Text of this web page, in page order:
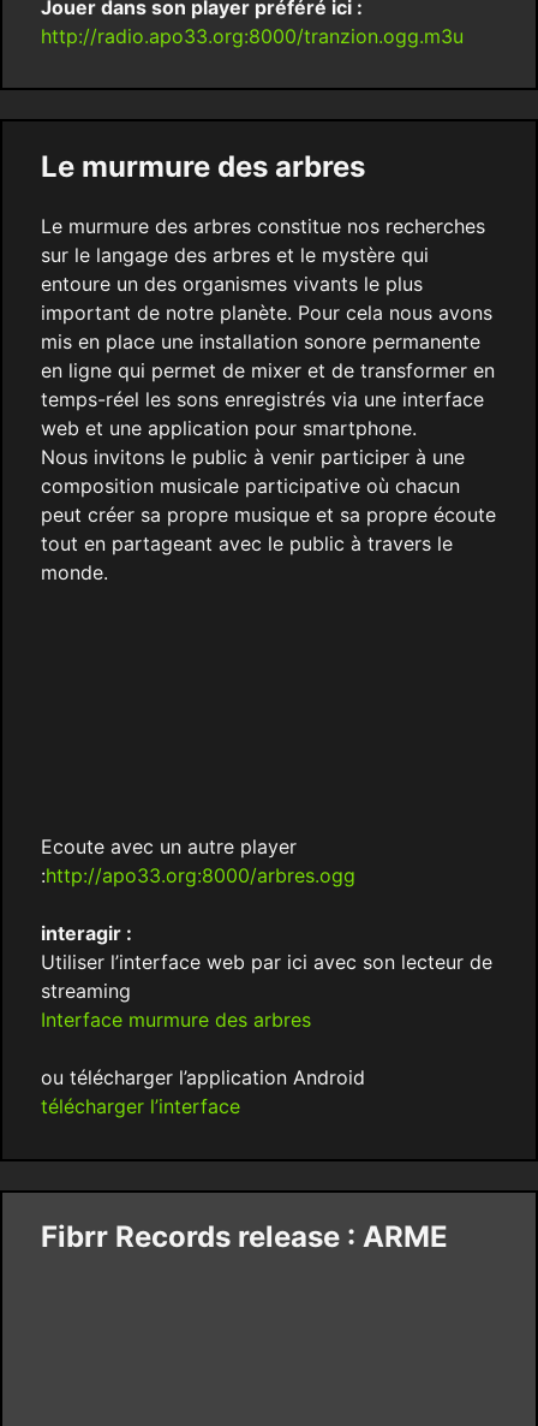
Jouer dans son player préféré ici :
http://radio.apo33.org:8000/tranzion.ogg.m3u
Le murmure des arbres
Le murmure des arbres constitue nos recherches
sur le langage des arbres et le mystère qui
entoure un des organismes vivants le plus
important de notre planète. Pour cela nous avons
mis en place une installation sonore permanente
en ligne qui permet de mixer et de transformer en
temps-réel les sons enregistrés via une interface
web et une application pour smartphone.
Nous invitons le public à venir participer à une
composition musicale participative où chacun
peut créer sa propre musique et sa propre écoute
tout en partageant avec le public à travers le
monde.
Ecoute avec un autre player
:http://apo33.org:8000/arbres.ogg
interagir :
Utiliser l’interface web par ici avec son lecteur de
streaming
Interface murmure des arbres
ou télécharger l’application Android
télécharger l’interface
Fibrr Records release : ARME